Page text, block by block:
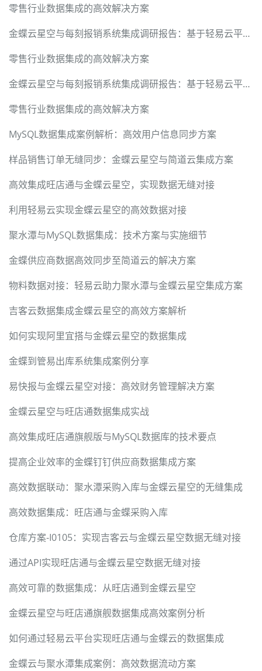
零售行业数据集成的高效解决方案
金蝶云星空与每刻报销系统集成调研报告：基于轻易云平台的数据管道构建
零售行业数据集成的高效解决方案
金蝶云星空与每刻报销系统集成调研报告：基于轻易云平台的数据管道构建
零售行业数据集成的高效解决方案
MySQL数据集成案例解析：高效用户信息同步方案
样品销售订单无缝同步：金蝶云星空与简道云集成方案
高效集成旺店通与金蝶云星空，实现数据无缝对接
利用轻易云实现金蝶云星空的高效数据对接
聚水潭与MySQL数据集成：技术方案与实施细节
金蝶供应商数据高效同步至简道云的解决方案
物料数据对接：轻易云助力聚水潭与金蝶云星空集成方案
吉客云数据集成金蝶云星空的高效方案解析
如何实现阿里宜搭与金蝶云星空的数据集成
金蝶到管易出库系统集成案例分享
易快报与金蝶云星空对接：高效财务管理解决方案
金蝶云星空与旺店通数据集成实战
高效集成旺店通旗舰版与MySQL数据库的技术要点
提高企业效率的金蝶钉钉供应商数据集成方案
高效数据联动：聚水潭采购入库与金蝶云星空的无缝集成
高效数据集成：旺店通与金蝶采购入库
仓库方案-I0105：实现吉客云与金蝶云星空数据无缝对接
通过API实现旺店通与金蝶云星空数据无缝对接
高效可靠的数据集成：从旺店通到金蝶云星空
金蝶云星空与旺店通旗舰数据集成高效案例分析
如何通过轻易云平台实现旺店通与金蝶云的数据集成
金蝶云与聚水潭集成案例：高效数据流动方案